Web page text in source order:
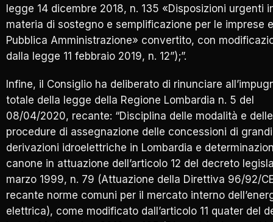
legge 14 dicembre 2018, n. 135 «Disposizioni urgenti
materia di sostegno e semplificazione per le imprese
Pubblica Amministrazione» convertito, con
dalla legge 11 febbraio 2019, n. 12”);”.
Infine, il Consiglio ha deliberato di rinunciare
totale della legge della Regione Lombardia n. 5 del
08/04/2020, recante: “Disciplina delle modalità e delle
procedure di assegnazione delle concessioni di grandi
derivazioni idroelettriche in Lombardia e
canone in attuazione dell’articolo 12 del decreto
marzo 1999, n. 79 (Attuazione della Direttiva 96/92/
recante norme comuni per il mercato interno
elettrica), come modificato dall’articolo 11 quater del